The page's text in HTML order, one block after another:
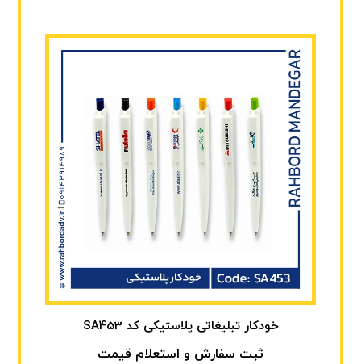
خودکار تبلیغاتی پلاستیکی کد SA453
ثبت سفارش و استعلام قیمت